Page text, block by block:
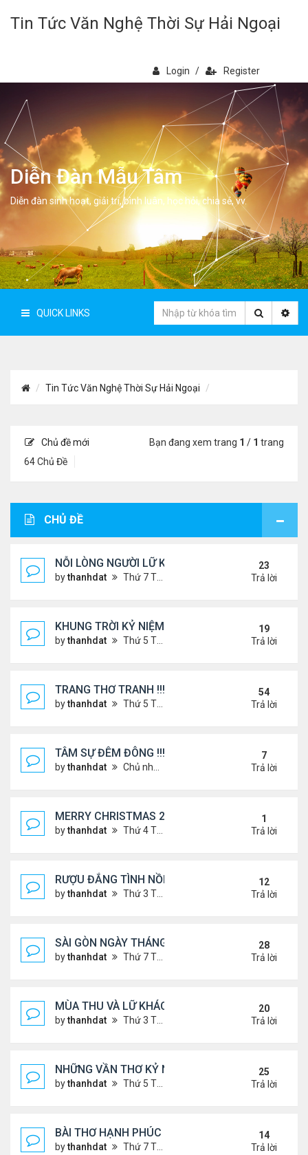
Tin Tức Văn Nghệ Thời Sự Hải Ngoại
Login / Register
Diễn Đàn Mẫu Tâm
Diễn đàn sinh hoạt, giải trí, bình luân, học hỏi, chia sẻ, vv.
QUICK LINKS
Tin Tức Văn Nghệ Thời Sự Hải Ngoại
Chủ đề mới
64 Chủ Đề
Bạn đang xem trang 1 / 1 trang
CHỦ ĐỀ
NỖI LÒNG NGƯỜI LỮ KHÁCH !!!
bythanhdat Thứ 7 Tháng 6 29, 2024 5:28 pm
23
Trả lời
KHUNG TRỜI KỶ NIỆM !
bythanhdat Thứ 5 Tháng 6 27, 2024 9:56 am
19
Trả lời
TRANG THƠ TRANH !!!
bythanhdat Thứ 5 Tháng 6 27, 2024 3:38 pm
54
Trả lời
TÂM SỰ ĐÊM ĐÔNG !!!
bythanhdat Chủ nhật Tháng 12 15, 2024 9:37 am
7
Trả lời
MERRY CHRISTMAS 2025 & HAPPY NEW YEAR
bythanhdat Thứ 4 Tháng 12 24, 2025 1:30 pm
1
Trả lời
RƯỢU ĐẮNG TÌNH NỒNG !!!
bythanhdat Thứ 3 Tháng 8 06, 2024 3:49 pm
12
Trả lời
SÀI GÒN NGÀY THÁNG CŨ
bythanhdat Thứ 7 Tháng 6 29, 2024 9:26 am
28
Trả lời
MÙA THU VÀ LỮ KHÁCH !!!
bythanhdat Thứ 3 Tháng 9 10, 2024 1:52 pm
20
Trả lời
NHỮNG VẦN THƠ KỶ NIỆM !!!
bythanhdat Thứ 5 Tháng 7 18, 2024 9:14 am
25
Trả lời
BÀI THƠ HẠNH PHÚC !!!
bythanhdat Thứ 7 Tháng 7 20, 2024 2:25 pm
14
Trả lời